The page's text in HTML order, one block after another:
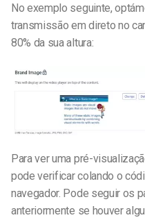
No exemplo seguinte,
transmissão em direto no
80% da sua altura:
Para ver uma pré-
pode verificar colando o
navegador. Pode seguir os
anteriormente se houver